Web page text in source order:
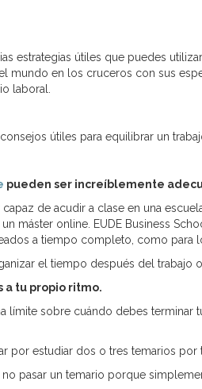
estrategias útiles que puedes
mundo en los cruceros con sus
laboral.
útiles para equilibrar un
pueden ser increíblemente
de acudir a clase en una
máster online. EUDE Business
a tiempo completo, como para
el tiempo después del trabajo
a tu propio ritmo.
límite sobre cuándo debes terminar
por estudiar dos o tres temarios por
no pasar un temario porque